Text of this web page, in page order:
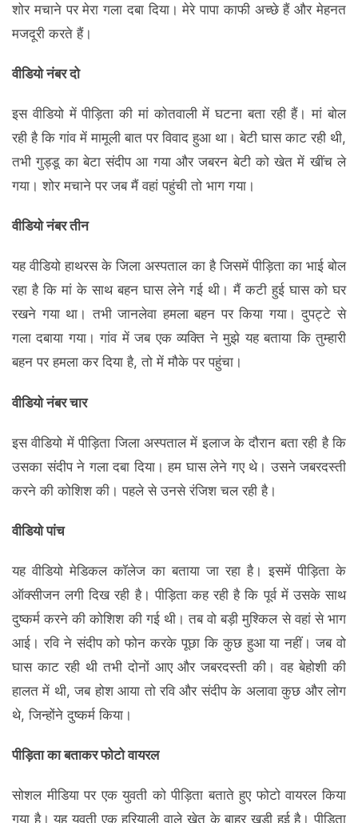
शोर मचाने पर मेरा गला दबा दिया। मेरे पापा काफी अच्छे हैं और मेहनत
मजदूरी करते हैं।
वीडियो नंबर दो
इस वीडियो में पीड़िता की मां कोतवाली में घटना बता रही हैं। मां बोल
रही है कि गांव में मामूली बात पर विवाद हुआ था। बेटी घास काट रही थी,
तभी गुड्डू का बेटा संदीप आ गया और जबरन बेटी को खेत में खींच ले
गया। शोर मचाने पर जब मैं वहां पहुंची तो भाग गया।
वीडियो नंबर तीन
यह वीडियो हाथरस के जिला अस्पताल का है जिसमें पीड़िता का भाई बोल
रहा है कि मां के साथ बहन घास लेने गई थी। मैं कटी हुई घास को घर
रखने गया था। तभी जानलेवा हमला बहन पर किया गया। दुपट्टे से
गला दबाया गया। गांव में जब एक व्यक्ति ने मुझे यह बताया कि तुम्हारी
बहन पर हमला कर दिया है, तो में मौके पर पहुंचा।
वीडियो नंबर चार
इस वीडियो में पीड़िता जिला अस्पताल में इलाज के दौरान बता रही है कि
उसका संदीप ने गला दबा दिया। हम घास लेने गए थे। उसने जबरदस्ती
करने की कोशिश की। पहले से उनसे रंजिश चल रही है।
वीडियो पांच
यह वीडियो मेडिकल कॉलेज का बताया जा रहा है। इसमें पीड़िता के
ऑक्सीजन लगी दिख रही है। पीड़िता कह रही है कि पूर्व में उसके साथ
दुष्कर्म करने की कोशिश की गई थी। तब वो बड़ी मुश्किल से वहां से भाग
आई। रवि ने संदीप को फोन करके पूछा कि कुछ हुआ या नहीं। जब वो
घास काट रही थी तभी दोनों आए और जबरदस्ती की। वह बेहोशी की
हालत में थी, जब होश आया तो रवि और संदीप के अलावा कुछ और लोग
थे, जिन्होंने दुष्कर्म किया।
पीड़िता का बताकर फोटो वायरल
सोशल मीडिया पर एक युवती को पीड़िता बताते हुए फोटो वायरल किया
गया है। यह युवती एक हरियाली वाले खेत के बाहर खड़ी हुई है। पीड़िता